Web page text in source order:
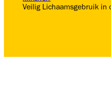
Veilig Lichaamsgebruik in